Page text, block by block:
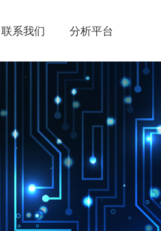
联系我们 分析平台